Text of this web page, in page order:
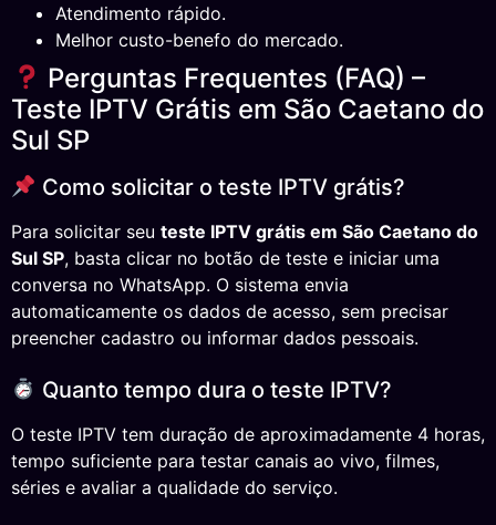
Atendimento rápido.
Melhor custo-benefo do mercado.
Perguntas Frequentes (FAQ) –
Teste IPTV Grátis em São Caetano do
Sul SP
Como solicitar o teste IPTV grátis?
Para solicitar seu teste IPTV grátis em São Caetano do
Sul SP, basta clicar no botão de teste e iniciar uma
conversa no WhatsApp. O sistema envia
automaticamente os dados de acesso, sem precisar
preencher cadastro ou informar dados pessoais.
Quanto tempo dura o teste IPTV?
O teste IPTV tem duração de aproximadamente 4 horas,
tempo suficiente para testar canais ao vivo, filmes,
séries e avaliar a qualidade do serviço.